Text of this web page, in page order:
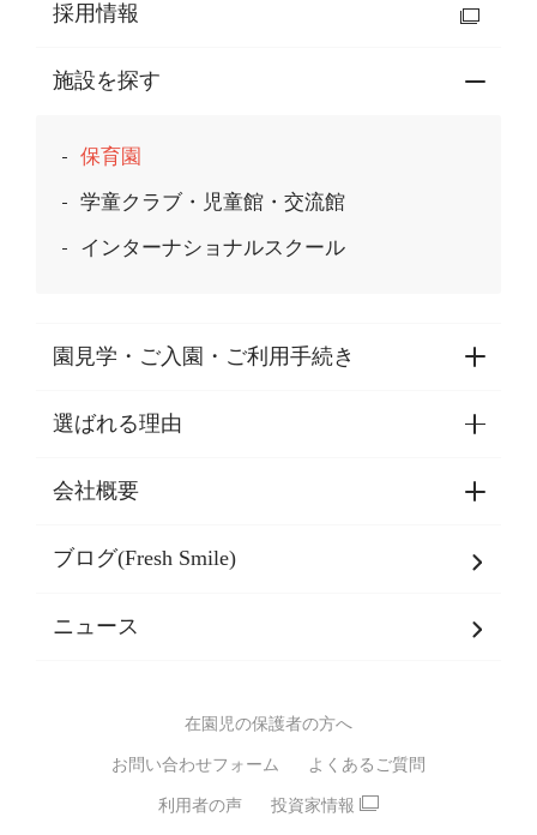
採用情報
施設を探す
保育園
学童クラブ・児童館・交流館
インターナショナルスクール
園見学・ご入園・ご利用手続き
園見学・ご入園・ご利用手続き
東京都認証保育所空き状況
選ばれる理由
選ばれる理由一覧
乳児期・幼児期・
バイリンガル保育園
スポーツ保育園
モンテッソーリ式保育園
会社概要
会社概要
SDGsについて
ブログ(Fresh Smile)
ニュース
在園児の保護者の方へ
お問い合わせフォーム よくあるご質問
利用者の声 投資家情報